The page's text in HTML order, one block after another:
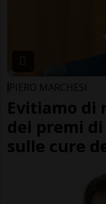
PIERO MARCHESI
Evitiamo di
dei premi
sulle cure